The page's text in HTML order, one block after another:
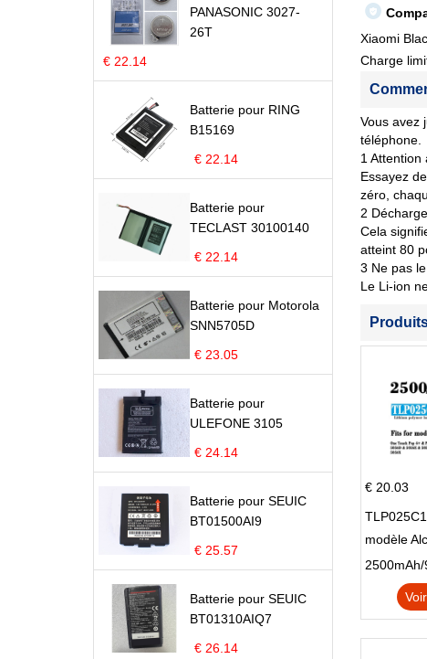
PANASONIC 3027-
26T
€ 22.14
Batterie pour RING
B15169
€ 22.14
Batterie pour
TECLAST 30100140
€ 22.14
Batterie pour Motorola
SNN5705D
€ 23.05
Batterie pour
ULEFONE 3105
€ 24.14
Batterie pour SEUIC
BT01500AI9
€ 25.57
Batterie pour SEUIC
BT01310AIQ7
€ 26.14
Xiaomi
Charge
Vous avez
téléphone.
1 Attention
Essayez
zéro,
2
Cela
atteint 80
3 Ne pas
Le Li-ion
€ 20.03
modèle
Pop 4